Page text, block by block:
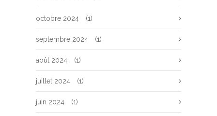
octobre 2024 (1)
septembre 2024 (1)
août 2024 (1)
juillet 2024 (1)
juin 2024 (1)